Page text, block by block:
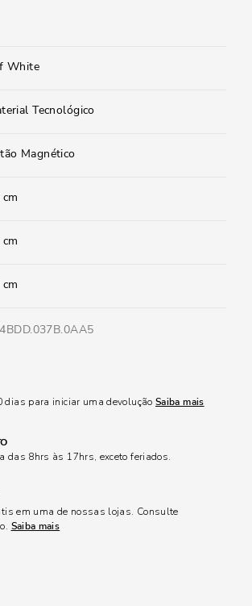
White
Tecnológico
Magnético
dias para iniciar uma devolução Saiba mais
das 8hrs às 17hrs, exceto feriados.
em uma de nossas lojas. Consulte
Saiba mais